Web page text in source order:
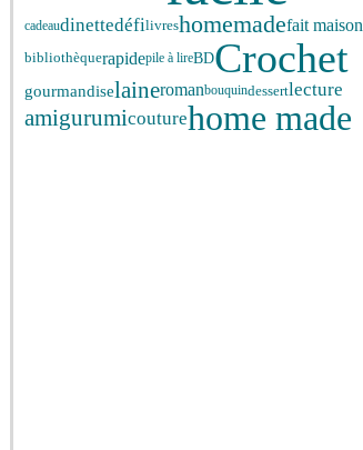
cadeaudinettedéfilivreshomemadefait maison
bibliothèquerapidepile à lireBDCrochet
gourmandiselaineromanbouquindessertlecture
amigurumicouturehome made